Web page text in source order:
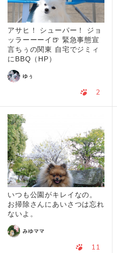
アサヒ！ シューパー！ ジョ
ッラーーーイ🍺 緊急事態宣
言ちぅの関東 自宅でジミィ
にBBQ（HP）
ゆぅ
2
いつも公園がキレイなの。
お掃除さんにあいさつは忘れ
ないよ。
みゆママ
11